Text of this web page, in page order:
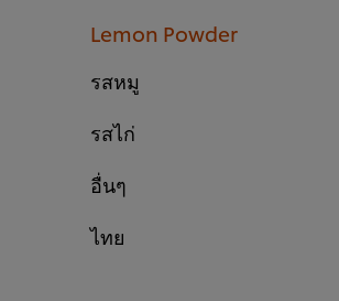
Lemon Powder
รสหมู
รสไก่
อื่นๆ
ไทย